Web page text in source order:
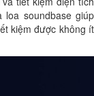
soundbase giúp
kiệm được không ít